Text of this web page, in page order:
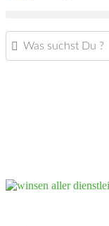
Was suchst Du ?